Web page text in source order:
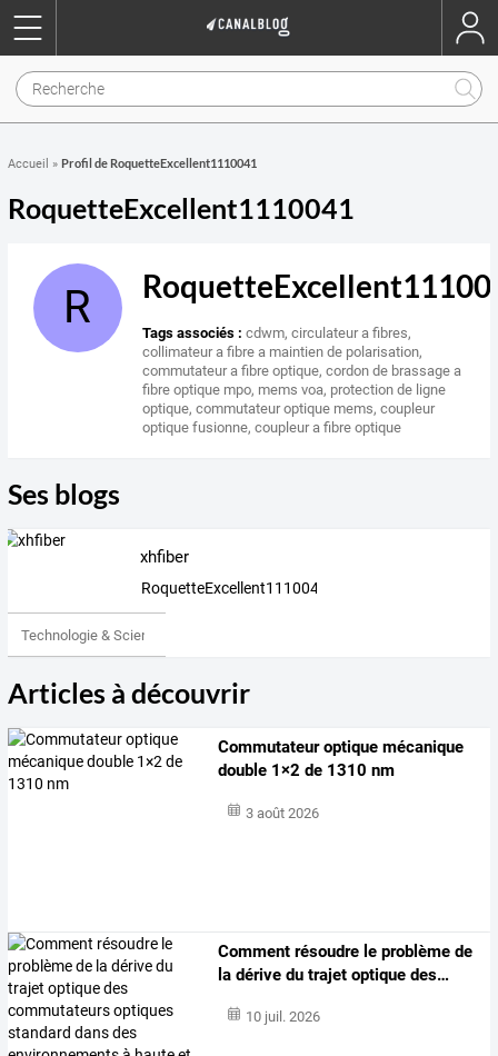
Accueil » Profil de RoquetteExcellent1110041
RoquetteExcellent1110041
R Tags associés : cdwm,circulateur a fibres,
collimateur a fibre a maintien de polarisation,
commutateur a fibre optique,cordon de brassage a
fibre optique mpo, mems voa, protection de ligne
optique,commutateur optique mems,coupleur
optique fusionne,coupleur a fibre optique
Ses blogs
xhfiber
RoquetteExcellent1110041
Technologie & Science
Articles à découvrir
Commutateur optique mécanique
double 1×2 de 1310 nm
3 août 2026
Comment résoudre le problème de
la dérive du trajet optique des…
10 juil. 2026